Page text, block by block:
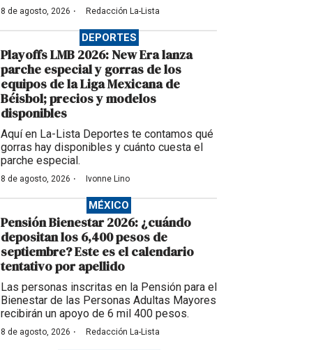
8 de agosto, 2026 · Redacción La-Lista
DEPORTES
Playoffs LMB 2026: New Era lanza
parche especial y gorras de los
equipos de la Liga Mexicana de
Béisbol; precios y modelos
disponibles
Aquí en La-Lista Deportes te contamos qué
gorras hay disponibles y cuánto cuesta el
parche especial.
8 de agosto, 2026 · Ivonne Lino
MÉXICO
Pensión Bienestar 2026: ¿cuándo
depositan los 6,400 pesos de
septiembre? Este es el calendario
tentativo por apellido
Las personas inscritas en la Pensión para el
Bienestar de las Personas Adultas Mayores
recibirán un apoyo de 6 mil 400 pesos.
8 de agosto, 2026 · Redacción La-Lista